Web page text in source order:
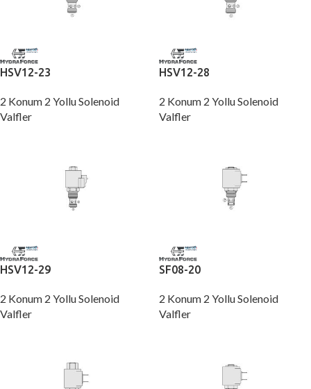
HSV12-23
2 Konum 2 Yollu Solenoid
Valfler
HSV12-28
2 Konum 2 Yollu Solenoid
Valfler
HSV12-29
2 Konum 2 Yollu Solenoid
Valfler
SF08-20
2 Konum 2 Yollu Solenoid
Valfler